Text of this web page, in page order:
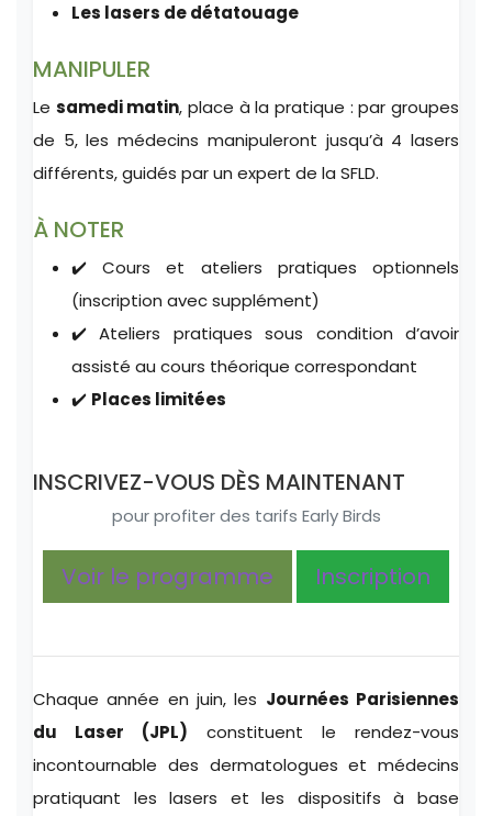
Les lasers de détatouage
MANIPULER
Le samedi matin, place à la pratique : par groupes
de 5, les médecins manipuleront jusqu’à 4 lasers
différents, guidés par un expert de la SFLD.
À NOTER
✔️ Cours et ateliers pratiques optionnels
(inscription avec supplément)
✔️ Ateliers pratiques sous condition d’avoir
assisté au cours théorique correspondant
✔️ Places limitées
INSCRIVEZ-VOUS DÈS MAINTENANT
pour profiter des tarifs Early Birds
Voir le programme Inscription
Chaque année en juin, les Journées Parisiennes
du Laser (JPL) constituent le rendez-vous
incontournable des dermatologues et médecins
pratiquant les lasers et les dispositifs à base